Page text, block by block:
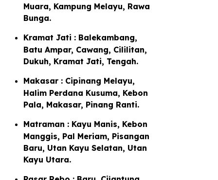
Muara, Kampung Melayu, Rawa
Bunga.
Kramat Jati : Balekambang,
Batu Ampar, Cawang, Cililitan,
Dukuh, Kramat Jati, Tengah.
Makasar : Cipinang Melayu,
Halim Perdana Kusuma, Kebon
Pala, Makasar, Pinang Ranti.
Matraman : Kayu Manis, Kebon
Manggis, Pal Meriam, Pisangan
Baru, Utan Kayu Selatan, Utan
Kayu Utara.